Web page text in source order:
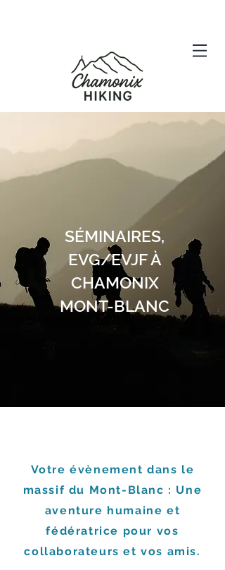
SÉMINAIRES,
EVG/EVJF À
CHAMONIX
MONT-BLANC
Votre évènement dans le
massif du Mont-Blanc : Une
aventure humaine et
fédératrice pour vos
collaborateurs et vos amis.